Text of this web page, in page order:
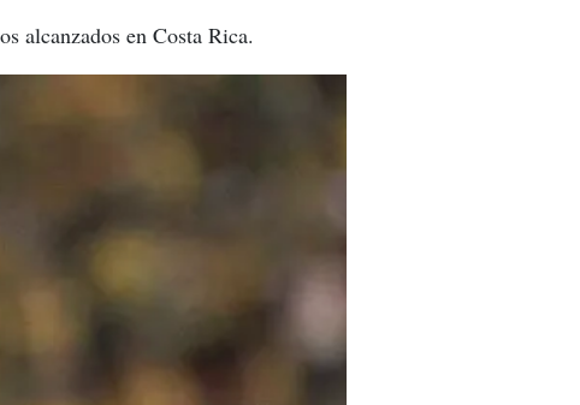
alcanzados en Costa Rica.